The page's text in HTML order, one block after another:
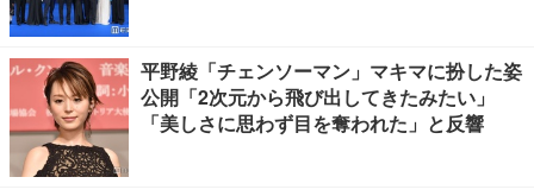
平野綾「チェンソーマン」マキマに扮した姿
公開「2次元から飛び出してきたみたい」
「美しさに思わず目を奪われた」と反響